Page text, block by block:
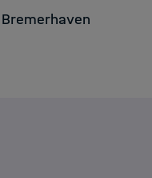
Bremerhaven